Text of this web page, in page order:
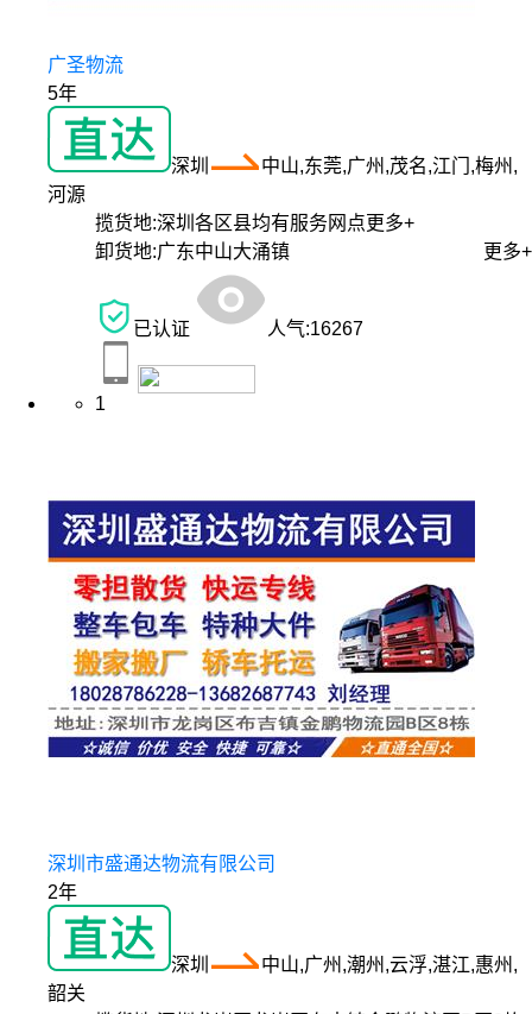
广圣物流
5年
深圳
中山,东莞,广州,茂名,江门,梅州,
河源
揽货地:深圳各区县均有服务网点更多+
卸货地:广东中山大涌镇 更多+
已认证 人气:16267
1
深圳市盛通达物流有限公司
2年
深圳
中山,广州,潮州,云浮,湛江,惠州,
韶关